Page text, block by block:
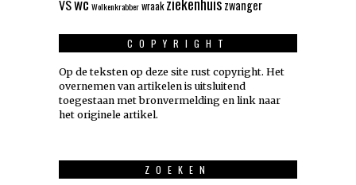
VS Wolkenkrabberwraak ziekenhuiszwanger
COPYRIGHT
Op de teksten op deze site rust copyright. Het
overnemen van artikelen is uitsluitend
toegestaan met bronvermelding en link naar
het originele artikel.
ZOEKEN